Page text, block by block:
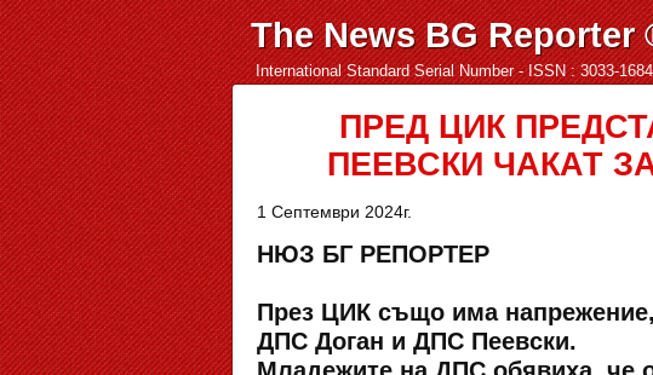
International Standard Serial Number - ISSN : 3033-1684
The News BG
ПРЕД ЦИК
ПЕЕВСКИ ЧАКАТ
1 Септември 2024г.
НЮЗ БГ РЕПОРТЕР
През ЦИК също има
ДПС Доган и ДПС Пеевски.